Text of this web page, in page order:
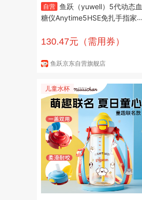
自营 鱼跃（yuwell）5代动态血
糖仪Anytime5HSE免扎手指家
130.47元（需用券）
鱼跃京东自营旗舰店
儿童水杯